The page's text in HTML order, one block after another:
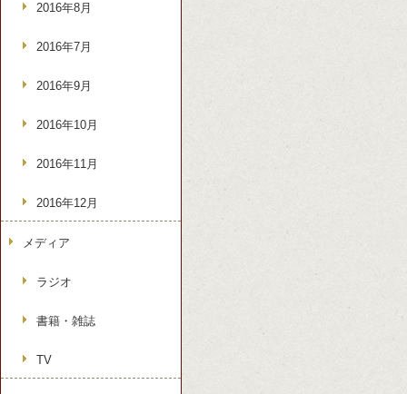
2016年8月
2016年7月
2016年9月
2016年10月
2016年11月
2016年12月
メディア
ラジオ
書籍・雑誌
TV